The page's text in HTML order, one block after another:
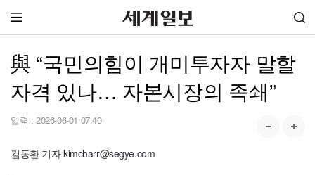
與 “국민의힘이 개미투자자 말할
자격 있나… 자본시장의 족쇄”
입력 : 2026-06-01 07:40
김동환 기자 kimcharr@segye.com